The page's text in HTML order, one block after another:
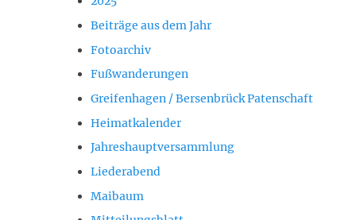
Beiträge aus dem Jahr
Fotoarchiv
Fußwanderungen
Greifenhagen / Bersenbrück Patenschaft
Heimatkalender
Jahreshauptversammlung
Liederabend
Maibaum